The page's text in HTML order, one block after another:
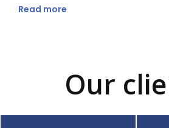
Read more
Our